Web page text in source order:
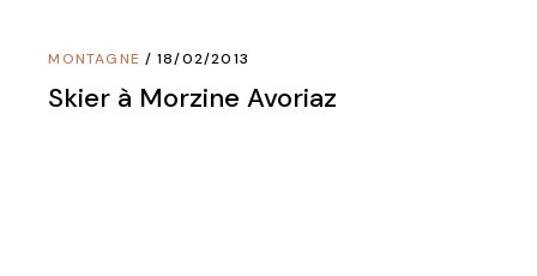
MONTAGNE 18/02/2013
Skier à Morzine Avoriaz